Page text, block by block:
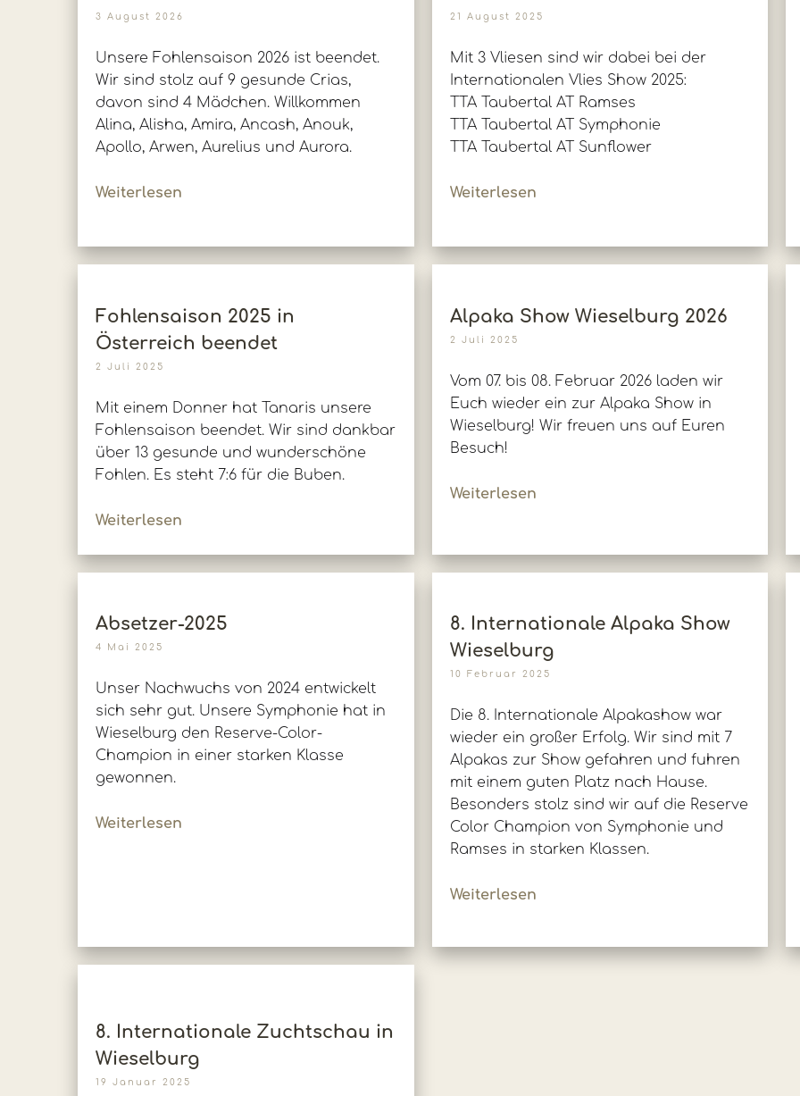
3 August 2026
Unsere Fohlensaison 2026 ist beendet.
Wir sind stolz auf 9 gesunde Crias,
davon sind 4 Mädchen. Willkommen
Alina, Alisha, Amira, Ancash, Anouk,
Apollo, Arwen, Aurelius und Aurora.
Weiterlesen
21 August 2025
Mit 3 Vliesen sind wir dabei bei der
Internationalen Vlies Show 2025:
TTA Taubertal AT Ramses
TTA Taubertal AT Symphonie
TTA Taubertal AT Sunflower
Weiterlesen
Fohlensaison 2025 in
Österreich beendet
2 Juli 2025
Mit einem Donner hat Tanaris unsere
Fohlensaison beendet. Wir sind dankbar
über 13 gesunde und wunderschöne
Fohlen. Es steht 7:6 für die Buben.
Weiterlesen
Alpaka Show Wieselburg 2026
2 Juli 2025
Vom 07. bis 08. Februar 2026 laden wir
Euch wieder ein zur Alpaka Show in
Wieselburg! Wir freuen uns auf Euren
Besuch!
Weiterlesen
Absetzer-2025
4 Mai 2025
Unser Nachwuchs von 2024 entwickelt
sich sehr gut. Unsere Symphonie hat in
Wieselburg den Reserve-Color-
Champion in einer starken Klasse
gewonnen.
Weiterlesen
8. Internationale Alpaka Show
Wieselburg
10 Februar 2025
Die 8. Internationale Alpakashow war
wieder ein großer Erfolg. Wir sind mit 7
Alpakas zur Show gefahren und fuhren
mit einem guten Platz nach Hause.
Besonders stolz sind wir auf die Reserve
Color Champion von Symphonie und
Ramses in starken Klassen.
Weiterlesen
8. Internationale Zuchtschau in
Wieselburg
19 Januar 2025